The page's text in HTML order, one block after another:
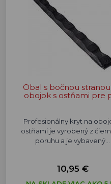
Obal s bočnou
obojok s ostňami pre
Profesionálny kryt na
ostňami je vyrobený z
poruhu a je vybavený…
10,95 €